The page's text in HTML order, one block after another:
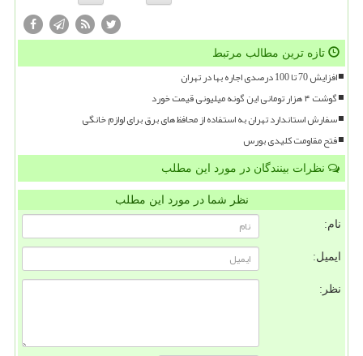
تازه ترین مطالب مرتبط
افزایش 70 تا 100 درصدی اجاره بها در تهران
گوشت ۴ هزار تومانی این گونه میلیونی قیمت خورد
سفارش استاندارد تهران به استفاده از محافظ های برق برای لوازم خانگی
فتح مقاومت کلیدی بورس
نظرات بینندگان در مورد این مطلب
نظر شما در مورد این مطلب
نام:
ایمیل:
نظر: